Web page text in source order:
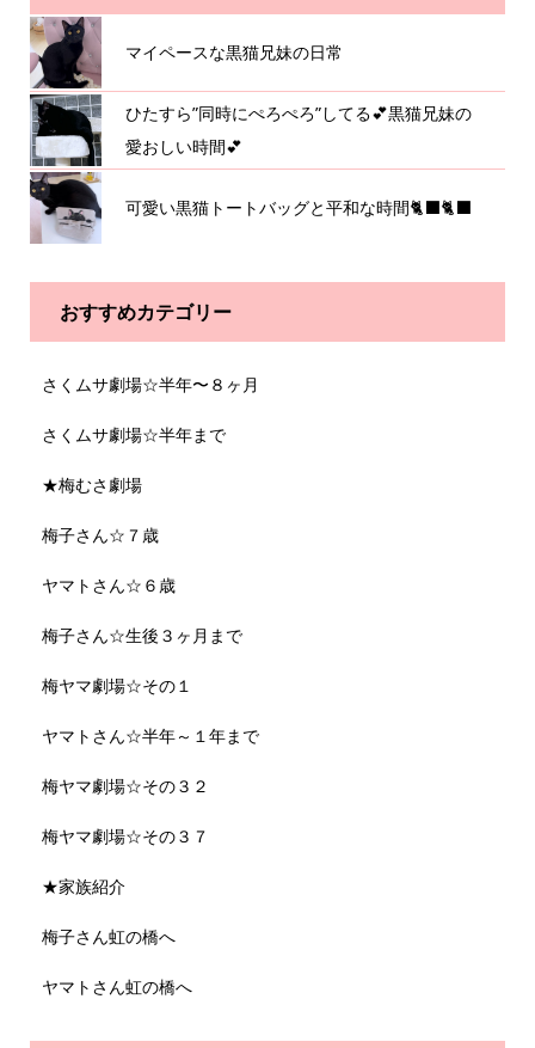
マイペースな黒猫兄妹の日常
ひたすら”同時にぺろぺろ”してる💕黒猫兄妹の
愛おしい時間💕
可愛い黒猫トートバッグと平和な時間🐈‍⬛🐈‍⬛
おすすめカテゴリー
さくムサ劇場☆半年〜８ヶ月
さくムサ劇場☆半年まで
★梅むさ劇場
梅子さん☆７歳
ヤマトさん☆６歳
梅子さん☆生後３ヶ月まで
梅ヤマ劇場☆その１
ヤマトさん☆半年～１年まで
梅ヤマ劇場☆その３２
梅ヤマ劇場☆その３７
★家族紹介
梅子さん虹の橋へ
ヤマトさん虹の橋へ